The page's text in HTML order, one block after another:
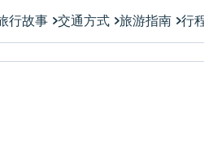
行故事 交通方式 旅游指南 行